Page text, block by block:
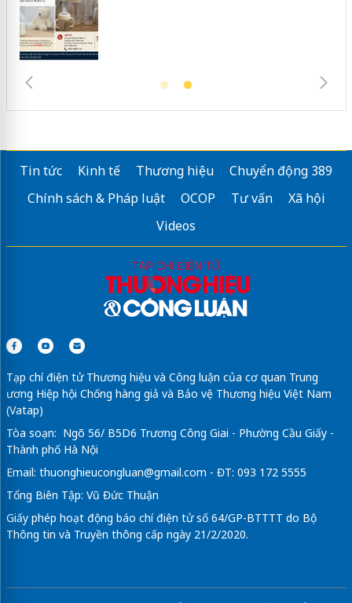
Tin tức Kinh tế Thương hiệu
Chuyển động 389
Chính sách & Pháp luật
OCOP Tư vấn
Xã hội
Videos
Tạp chí điện tử Thương hiệu và Công luận của cơ quan Trung
ương Hiệp hội Chống hàng giả và Bảo vệ Thương hiệu Việt Nam
(Vatap)
Tòa soạn: Ngõ 56/ B5D6 Trương Công Giai - Phường Cầu Giấy -
Thành phố Hà Nội
Email: thuonghieucongluan@gmail.com - ĐT: 093 172 5555
Tổng Biên Tập: Vũ Đức Thuận
Giấy phép hoạt động báo chí điện tử số 64/GP-BTTTT do Bộ
Thông tin và Truyền thông cấp ngày 21/2/2020.